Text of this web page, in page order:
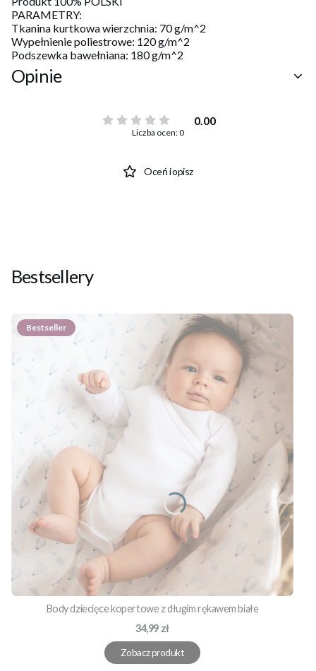
PARAMETRY:
Tkanina kurtkowa wierzchnia: 70 g/m^2
Wypełnienie poliestrowe: 120 g/m^2
Podszewka bawełniana: 180 g/m^2
Opinie
0.00
Liczba ocen: 0
Oceń i opisz
Bestsellery
Bestseller
Body dziecięce kopertowe z długim rękawem białe
Cena
34,99 zł
Zobacz produkt